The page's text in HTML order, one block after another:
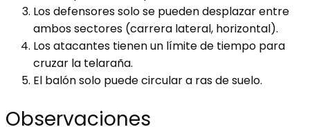
Los defensores solo se pueden desplazar entre
ambos sectores (carrera lateral, horizontal).
Los atacantes tienen un límite de tiempo para
cruzar la telaraña.
El balón solo puede circular a ras de suelo.
Observaciones